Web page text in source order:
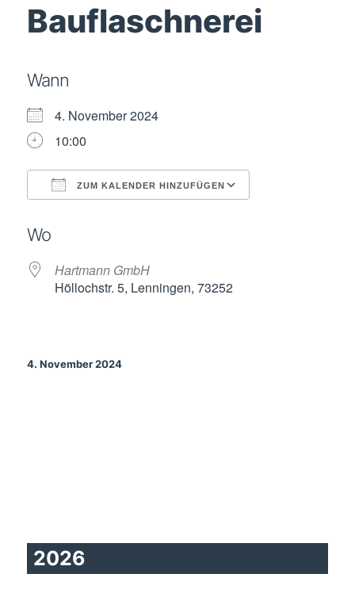
Bauflaschnerei
Wann
4. November 2024
10:00
ZUM KALENDER HINZUFÜGEN
Wo
Hartmann GmbH
Höllochstr. 5, Lenningen, 73252
4. November 2024
2026